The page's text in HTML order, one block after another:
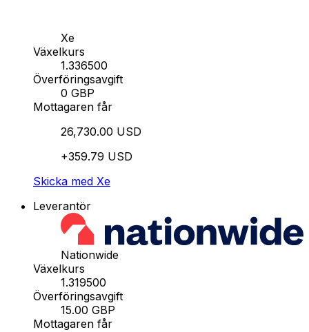
Xe
Växelkurs
1.336500
Överföringsavgift
0 GBP
Mottagaren får
26,730.00 USD
+359.79 USD
Skicka med Xe
Leverantör
Nationwide
Växelkurs
1.319500
Överföringsavgift
15.00 GBP
Mottagaren får